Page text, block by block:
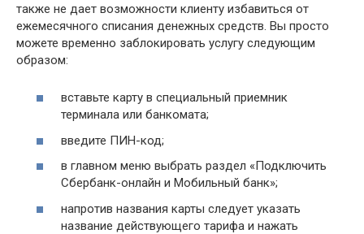
также не дает возможности клиенту избавиться от
ежемесячного списания денежных средств. Вы просто
можете временно заблокировать услугу следующим
образом:
вставьте карту в специальный приемник
терминала или банкомата;
введите ПИН-код;
в главном меню выбрать раздел «Подключить
Сбербанк-онлайн и Мобильный банк»;
напротив названия карты следует указать
название действующего тарифа и нажать